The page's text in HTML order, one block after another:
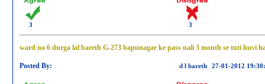
3 3
ward no 6 durga lal bareth G-273 bapunagar ke pass nali 3 month se tuti huvi
Posted By: d l bareth 27-01-2012